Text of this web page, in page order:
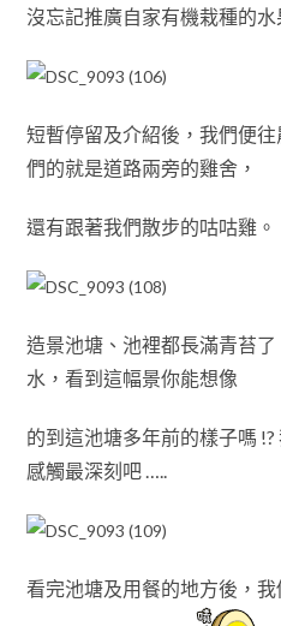
沒忘記推廣自家有機栽種的水
短暫停留及介紹後，我們便
們的就是道路兩旁的雞舍，
還有跟著我們散步的咕咕雞。
造景池塘、池裡都長滿青苔了
水 ， 看到這幅景你能想像
的到這池塘多年前的樣子嗎 !?
感觸最深刻吧 …..
看完池塘及用餐的地方後 ，